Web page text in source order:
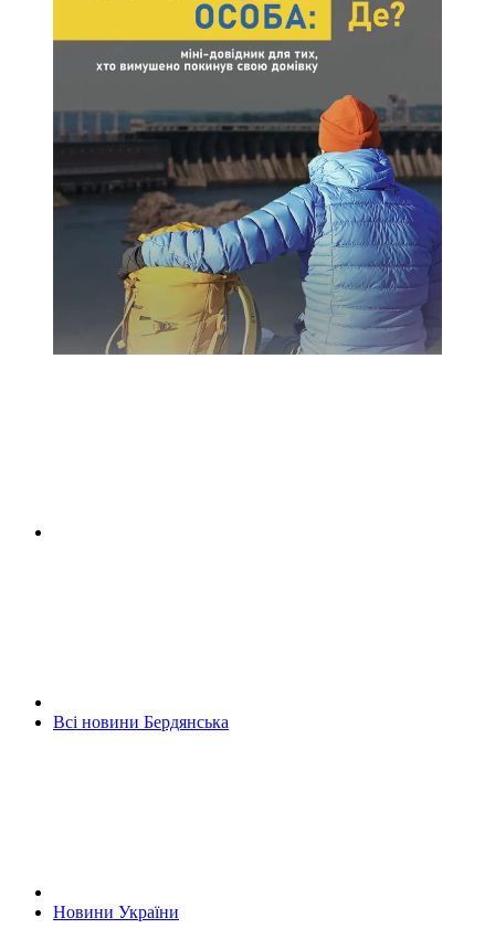
Всі новини Бердянська
Новини України